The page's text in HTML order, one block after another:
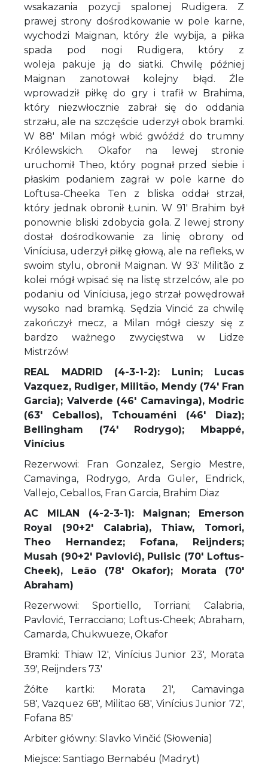
wsakazania pozycji spalonej Rudigera. Z
prawej strony dośrodkowanie w pole karne,
wychodzi Maignan, który źle wybija, a piłka
spada pod nogi Rudigera, który z
woleja pakuje ją do siatki. Chwilę później
Maignan zanotował kolejny błąd. Źle
wprowadził piłkę do gry i trafił w Brahima,
który niezwłocznie zabrał się do oddania
strzału, ale na szczęście uderzył obok bramki.
W 88' Milan mógł wbić gwóźdź do trumny
Królewskich. Okafor na lewej stronie
uruchomił Theo, który pognał przed siebie i
płaskim podaniem zagrał w pole karne do
Loftusa-Cheeka Ten z bliska oddał strzał,
który jednak obronił Łunin. W 91' Brahim był
ponownie bliski zdobycia gola. Z lewej strony
dostał dośrodkowanie za linię obrony od
Viníciusa, uderzył piłkę głową, ale na refleks, w
swoim stylu, obronił Maignan. W 93' Militão z
kolei mógł wpisać się na listę strzelców, ale po
podaniu od Viníciusa, jego strzał powędrował
wysoko nad bramką. Sędzia Vincić za chwilę
zakończył mecz, a Milan mógł cieszy się z
bardzo ważnego zwycięstwa w Lidze
Mistrzów!
REAL MADRID (4-3-1-2): Lunin; Lucas
Vazquez, Rudiger, Militão, Mendy (74' Fran
Garcia); Valverde (46' Camavinga), Modric
(63' Ceballos), Tchouaméni (46' Diaz);
Bellingham (74' Rodrygo); Mbappé,
Vinícius
Rezerwowi: Fran Gonzalez, Sergio Mestre,
Camavinga, Rodrygo, Arda Guler, Endrick,
Vallejo, Ceballos, Fran Garcia, Brahim Diaz
AC MILAN (4-2-3-1): Maignan; Emerson
Royal (90+2' Calabria), Thiaw, Tomori,
Theo Hernandez; Fofana, Reijnders;
Musah (90+2' Pavlović), Pulisic (70' Loftus-
Cheek), Leão (78' Okafor); Morata (70'
Abraham)
Rezerwowi: Sportiello, Torriani; Calabria,
Pavlović, Terracciano; Loftus-Cheek; Abraham,
Camarda, Chukwueze, Okafor
Bramki: Thiaw 12', Vinícius Junior 23', Morata
39', Reijnders 73'
Żółte kartki: Morata 21', Camavinga
58', Vazquez 68', Militao 68', Vinícius Junior 72',
Fofana 85'
Arbiter główny: Slavko Vinčić (Słowenia)
Miejsce: Santiago Bernabéu (Madryt)